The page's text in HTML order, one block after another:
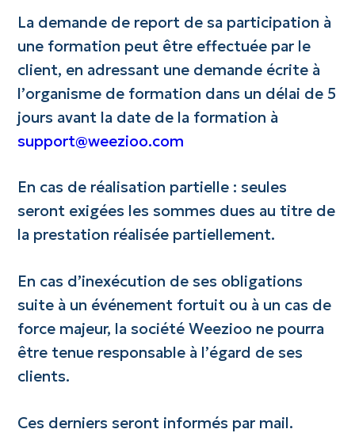
La demande de report de sa participation à
une formation peut être effectuée par le
client, en adressant une demande écrite à
l’organisme de formation dans un délai de 5
jours avant la date de la formation à
support@weezioo.com
En cas de réalisation partielle : seules
seront exigées les sommes dues au titre de
la prestation réalisée partiellement.
En cas d’inexécution de ses obligations
suite à un événement fortuit ou à un cas de
force majeur, la société Weezioo ne pourra
être tenue responsable à l’égard de ses
clients.
Ces derniers seront informés par mail.